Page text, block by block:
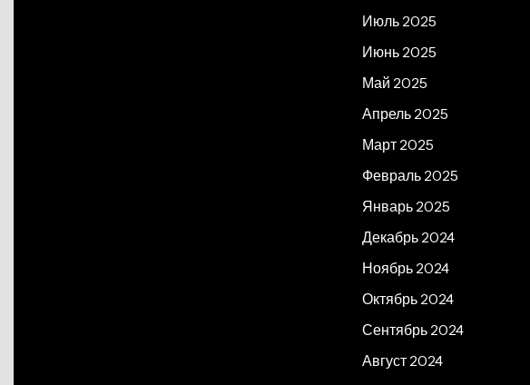
Июль 2025
Июнь 2025
Май 2025
Апрель 2025
Март 2025
Февраль 2025
Январь 2025
Декабрь 2024
Ноябрь 2024
Октябрь 2024
Сентябрь 2024
Август 2024